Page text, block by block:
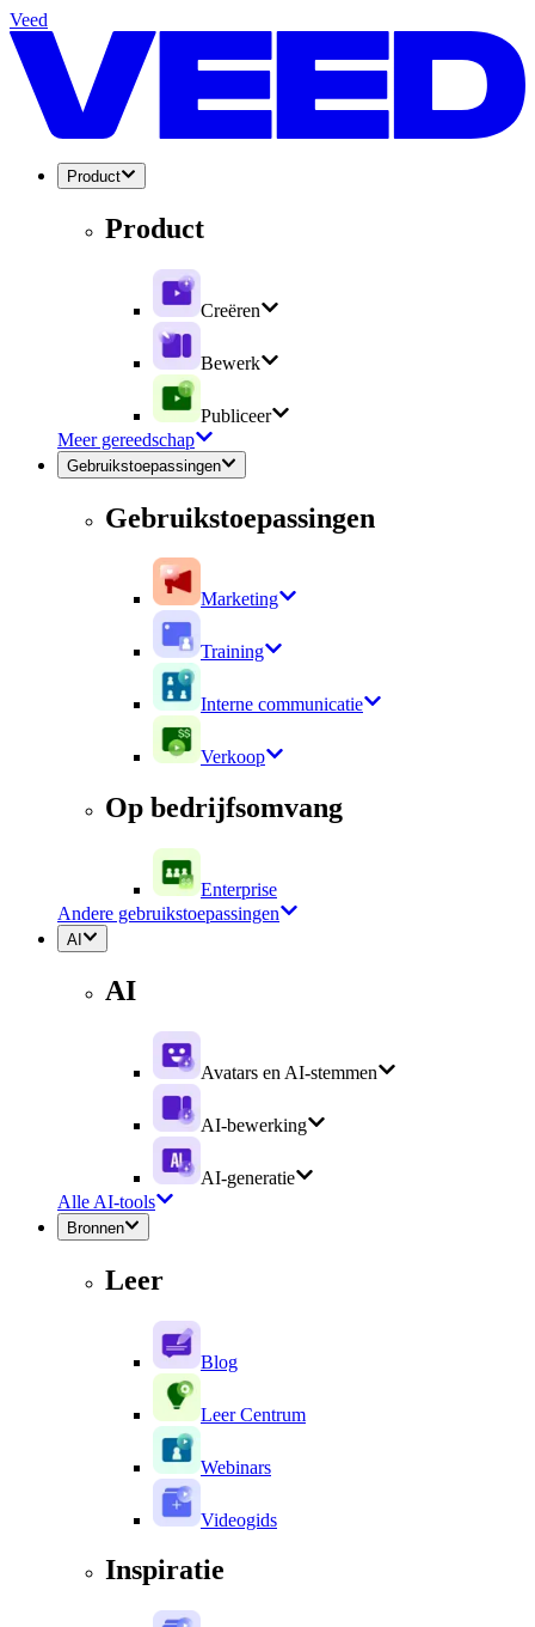
Veed
Product
Product
Creëren
Bewerk
Publiceer
Meer gereedschap
Gebruikstoepassingen
Gebruikstoepassingen
Marketing
Training
Interne communicatie
Verkoop
Op bedrijfsomvang
Enterprise
Andere gebruikstoepassingen
AI
AI
Avatars en AI-stemmen
AI-bewerking
AI-generatie
Alle AI-tools
Bronnen
Leer
Blog
Leer Centrum
Webinars
Videogids
Inspiratie